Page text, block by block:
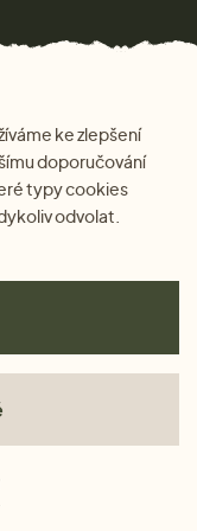
ke zlepšení
doporučování
typy cookies
odvolat.